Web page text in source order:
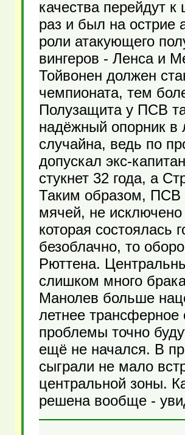
качества перейдут
раз и был на острие
роли атакующего
вингеров - Ленса и
Тойвонен должен
чемпионата, тем
Полузащита у ПСВ
надёжный опорник в
случайна, ведь по
допускал экс-
стукнет 32 года, а
Таким образом, ПСВ
мячей, не исключено
которая состоялась
безоблачно, то
Рюттена.
слишком много
Манолев больше
летнее трансферное
проблемы точно
ещё не начался. В
сыграли не мало
центральной зоны.
решена вообще -